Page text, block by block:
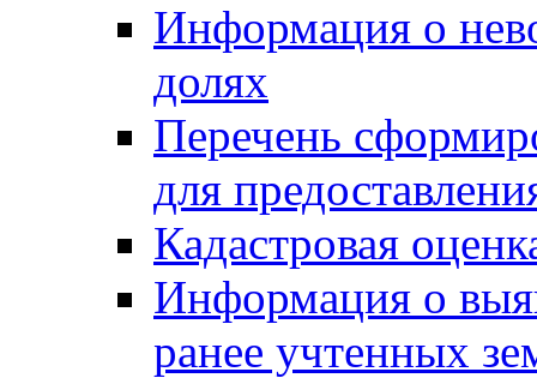
Информация о
долях
Перечень
для
Кадастровая
Информация о
ранее учтенных